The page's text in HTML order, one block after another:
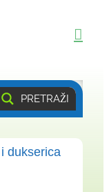
PRETRAŽI
dukserica